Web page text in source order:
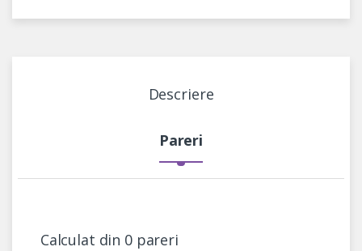
Descriere
Pareri
Calculat din 0 pareri